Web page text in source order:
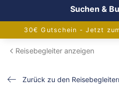
Suchen &
30€ Gutschein - Jetzt
Reiseangebote anzeigen
Alleinreisende
Flug anzeigen
Griechenland
Schiff anzeigen
AIDA Verlockung der
Reisebegleiter anzeigen
Zurück zu den